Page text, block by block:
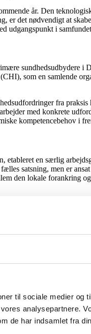
til sociale medier og
analysepartnere.
de har indsamlet fra
år. Den
er det nødvendigt at
udgangspunkt i
sundhedsudbydere
som en samlende
fra
med konkrete
kompetencebehov i
en særlig
satsning, men er
den lokale forankring
til undervisermiljøet.
Nina Riis, der er
understøtter
kommet udefra. Man
med klinisk
så både